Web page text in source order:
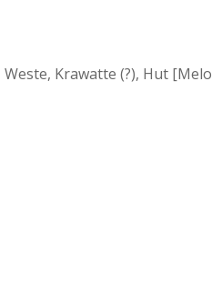
Krawatte (?), Hut